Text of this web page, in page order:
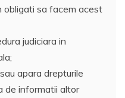
obligati sa facem acest
judiciara in
apara drepturile
de informatii altor